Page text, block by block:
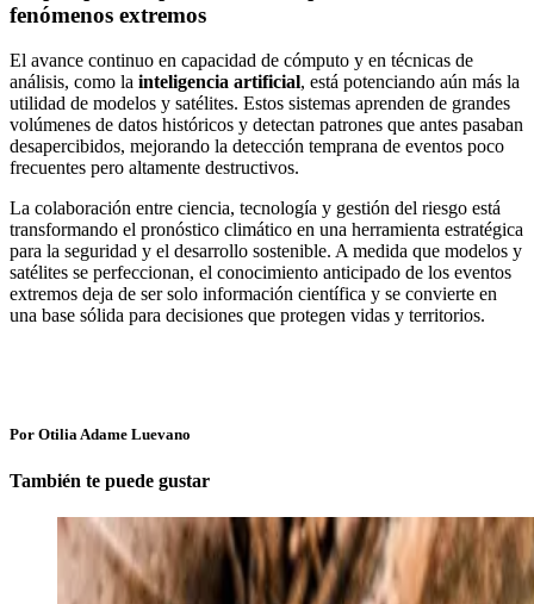
fenómenos extremos
El avance continuo en capacidad de cómputo y en técnicas de
análisis, como la inteligencia artificial, está potenciando aún más la
utilidad de modelos y satélites. Estos sistemas aprenden de grandes
volúmenes de datos históricos y detectan patrones que antes pasaban
desapercibidos, mejorando la detección temprana de eventos poco
frecuentes pero altamente destructivos.
La colaboración entre ciencia, tecnología y gestión del riesgo está
transformando el pronóstico climático en una herramienta estratégica
para la seguridad y el desarrollo sostenible. A medida que modelos y
satélites se perfeccionan, el conocimiento anticipado de los eventos
extremos deja de ser solo información científica y se convierte en
una base sólida para decisiones que protegen vidas y territorios.
Por Otilia Adame Luevano
También te puede gustar